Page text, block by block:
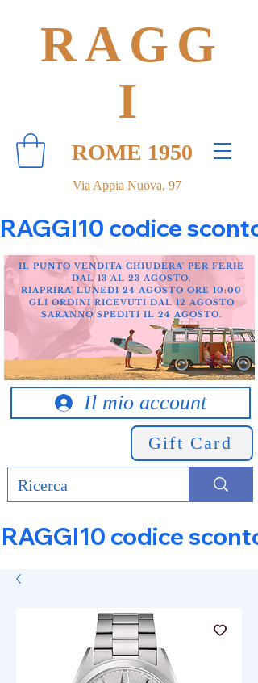
Via Appia Nuova, 97
RAGG
I
ROME 1950
RAGGI10 codice
Il mio account
Gift Card
IL PUNTO VENDITA CHIUDERA' PER FERIE
DAL 13 AL 23 AGOSTO.
RIAPRIRA' LUNEDI 24 AGOSTO ORE 10:00
GLI ORDINI RICEVUTI DAL 12 AGOSTO
SARANNO SPEDITI IL 24 AGOSTO.
RAGGI10 codice